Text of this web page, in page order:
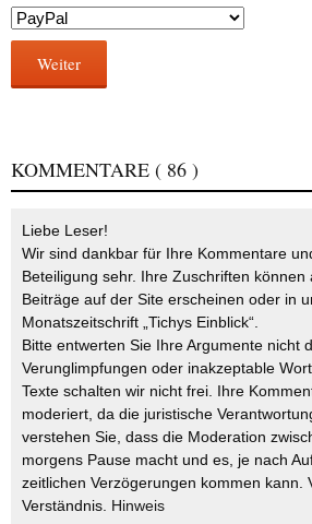
Weiter
KOMMENTARE ( 86 )
Liebe Leser!
Wir sind dankbar für Ihre Kommentare
Beteiligung sehr. Ihre Zuschriften können
Beiträge auf der Site erscheinen oder in
Monatszeitschrift „Tichys Einblick“.
Bitte entwerten Sie Ihre Argumente nicht
Verunglimpfungen oder inakzeptable
Texte schalten wir nicht frei. Ihre
moderiert, da die juristische
verstehen Sie, dass die Moderation
morgens Pause macht und es, je nach
zeitlichen Verzögerungen kommen kann.
Verständnis. Hinweis